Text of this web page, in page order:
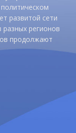
развитой сети
регионов
продолжают